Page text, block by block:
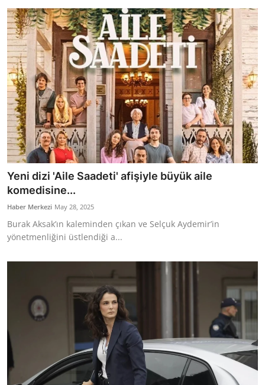
Yeni dizi 'Aile Saadeti' afişiyle büyük aile
komedisine...
Haber Merkezi May 28, 2025
Burak Aksak’ın kaleminden çıkan ve Selçuk Aydemir’in
yönetmenliğini üstlendiği a...